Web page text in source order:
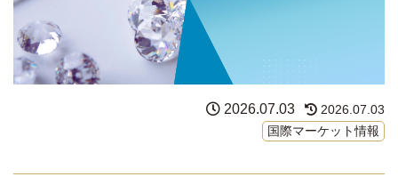
2026.07.03
2026.07.03
国際マーケット情報